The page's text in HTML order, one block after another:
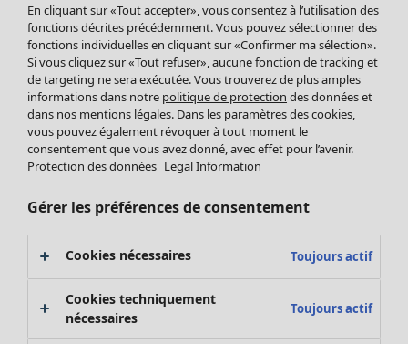
Leggings et collants
Accessoires
Chaussures
Vêtements de bain
Basics
Soldes Mobilier
Bonnes affaires déco
Décoration
Textiles
Tapis
Éponge
En cliquant sur «Tout accepter», vous consentez à l’utilisation des
fonctions décrites précédemment. Vous pouvez sélectionner des
fonctions individuelles en cliquant sur «Confirmer ma sélection».
Si vous cliquez sur «Tout refuser», aucune fonction de tracking et
de targeting ne sera exécutée. Vous trouverez de plus amples
informations dans notre politique de protection des données et
dans nos mentions légales. Dans les paramètres des cookies,
vous pouvez également révoquer à tout moment le
consentement que vous avez donné, avec effet pour l’avenir.
Protection des données Legal Information
Gérer les préférences de consentement
Cookies nécessaires Toujours actif
Cookies techniquement
nécessaires
Toujours actif